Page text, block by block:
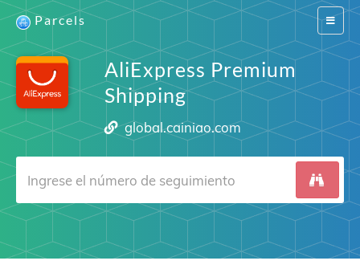
Switch
Parcels
AliExpress Premium
Shipping
global.cainiao.com